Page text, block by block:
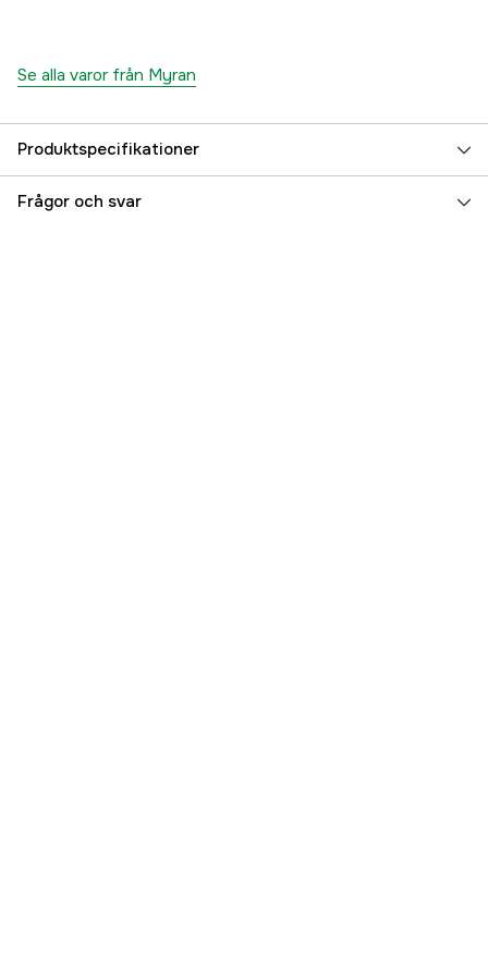
Se alla varor från Myran
Produktspecifikationer
Referensnummer 5000124957
Frågor och svar